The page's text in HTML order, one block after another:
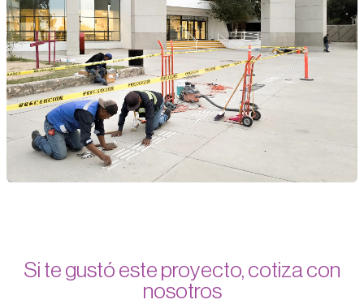
Si te gustó este proyecto, cotiza con
nosotros